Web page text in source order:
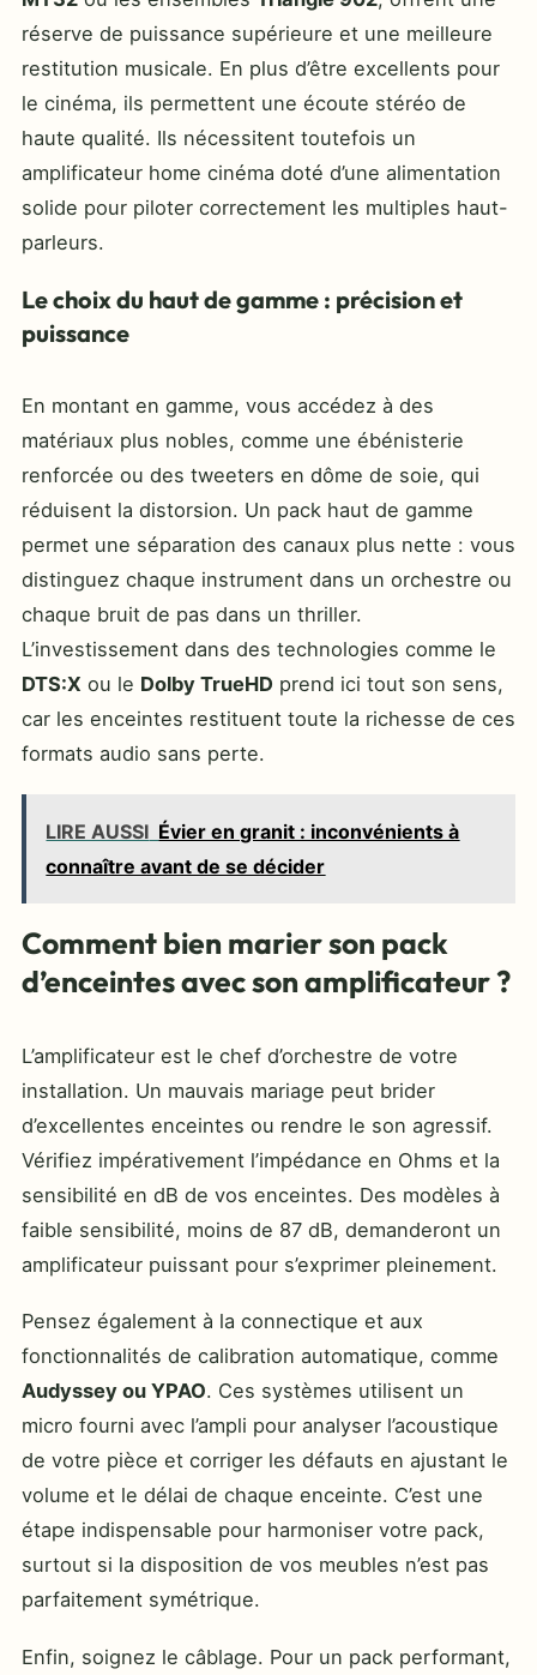
réserve de puissance supérieure et une meilleure
restitution musicale. En plus d’être excellents pour
le cinéma, ils permettent une écoute stéréo de
haute qualité. Ils nécessitent toutefois un
amplificateur home cinéma doté d’une alimentation
solide pour piloter correctement les multiples haut-
parleurs.
Le choix du haut de gamme : précision et
puissance
En montant en gamme, vous accédez à des
matériaux plus nobles, comme une ébénisterie
renforcée ou des tweeters en dôme de soie, qui
réduisent la distorsion. Un pack haut de gamme
permet une séparation des canaux plus nette : vous
distinguez chaque instrument dans un orchestre ou
chaque bruit de pas dans un thriller.
L’investissement dans des technologies comme le
DTS:X ou le Dolby TrueHD prend ici tout son sens,
car les enceintes restituent toute la richesse de ces
formats audio sans perte.
LIRE AUSSI Évier en granit : inconvénients à
connaître avant de se décider
Comment bien marier son pack
d’enceintes avec son amplificateur ?
L’amplificateur est le chef d’orchestre de votre
installation. Un mauvais mariage peut brider
d’excellentes enceintes ou rendre le son agressif.
Vérifiez impérativement l’impédance en Ohms et la
sensibilité en dB de vos enceintes. Des modèles à
faible sensibilité, moins de 87 dB, demanderont un
amplificateur puissant pour s’exprimer pleinement.
Pensez également à la connectique et aux
fonctionnalités de calibration automatique, comme
Audyssey ou YPAO. Ces systèmes utilisent un
micro fourni avec l’ampli pour analyser l’acoustique
de votre pièce et corriger les défauts en ajustant le
volume et le délai de chaque enceinte. C’est une
étape indispensable pour harmoniser votre pack,
surtout si la disposition de vos meubles n’est pas
parfaitement symétrique.
Enfin, soignez le câblage. Pour un pack performant,